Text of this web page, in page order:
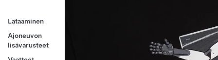
Lataaminen
Ajoneuvon
lisävarusteet